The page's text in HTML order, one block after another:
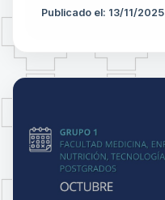
Publicado el: 13/11/2025